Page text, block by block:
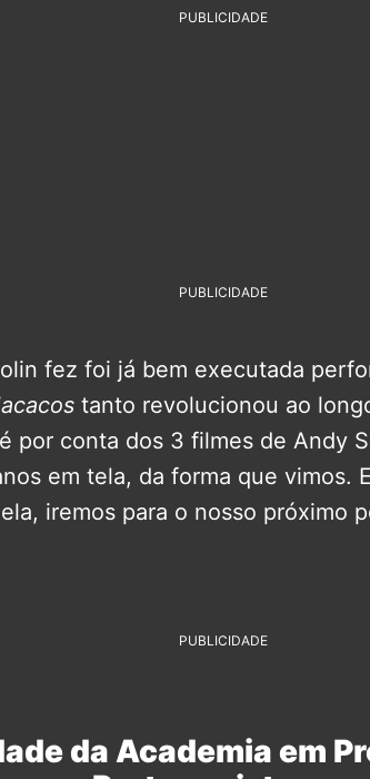
PUBLICIDADE
PUBLICIDADE
fez foi já bem executada
tanto revolucionou ao
por conta dos 3 filmes de Andy
em tela, da forma que vimos.
iremos para o nosso próximo
PUBLICIDADE
da Academia em